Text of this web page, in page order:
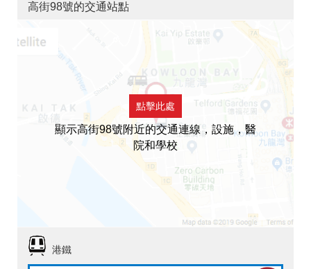
高街98號的交通站點
點擊此處
顯示高街98號附近的交通連線，設施，醫
院和學校
港鐵